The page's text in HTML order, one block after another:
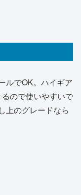
ルでOK。ハイギア
ので使いやすいで
上のグレードなら